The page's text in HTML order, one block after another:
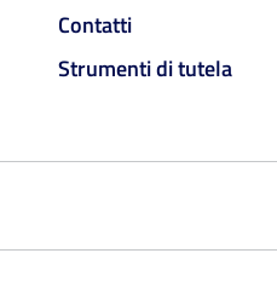
Contatti
Strumenti di tutela